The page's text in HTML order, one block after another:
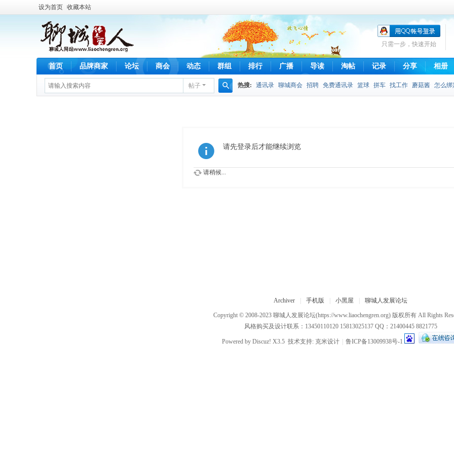
设为首页 收藏本站
只需一步，快速开始
首页 品牌商家 论坛 商会 动态 群组 排行 广播 导读 淘帖 记录 分享 相册
帖子 热搜: 通讯录 聊城商会 招聘 免费通讯录 篮球 拼车 找工作 蘑菇酱 怎么绑
请先登录后才能继续浏览
请稍候...
Archiver 手机版 小黑屋 聊城人发展论坛
Copyright © 2008-2023 聊城人发展论坛(https://www.liaochengren.org) 版权所有 All Rights
风格购买及设计联系：13450110120 15813025137 QQ：21400445 8821775
Powered by Discuz! X3.5 技术支持: 克米设计 鲁ICP备13009938号-1